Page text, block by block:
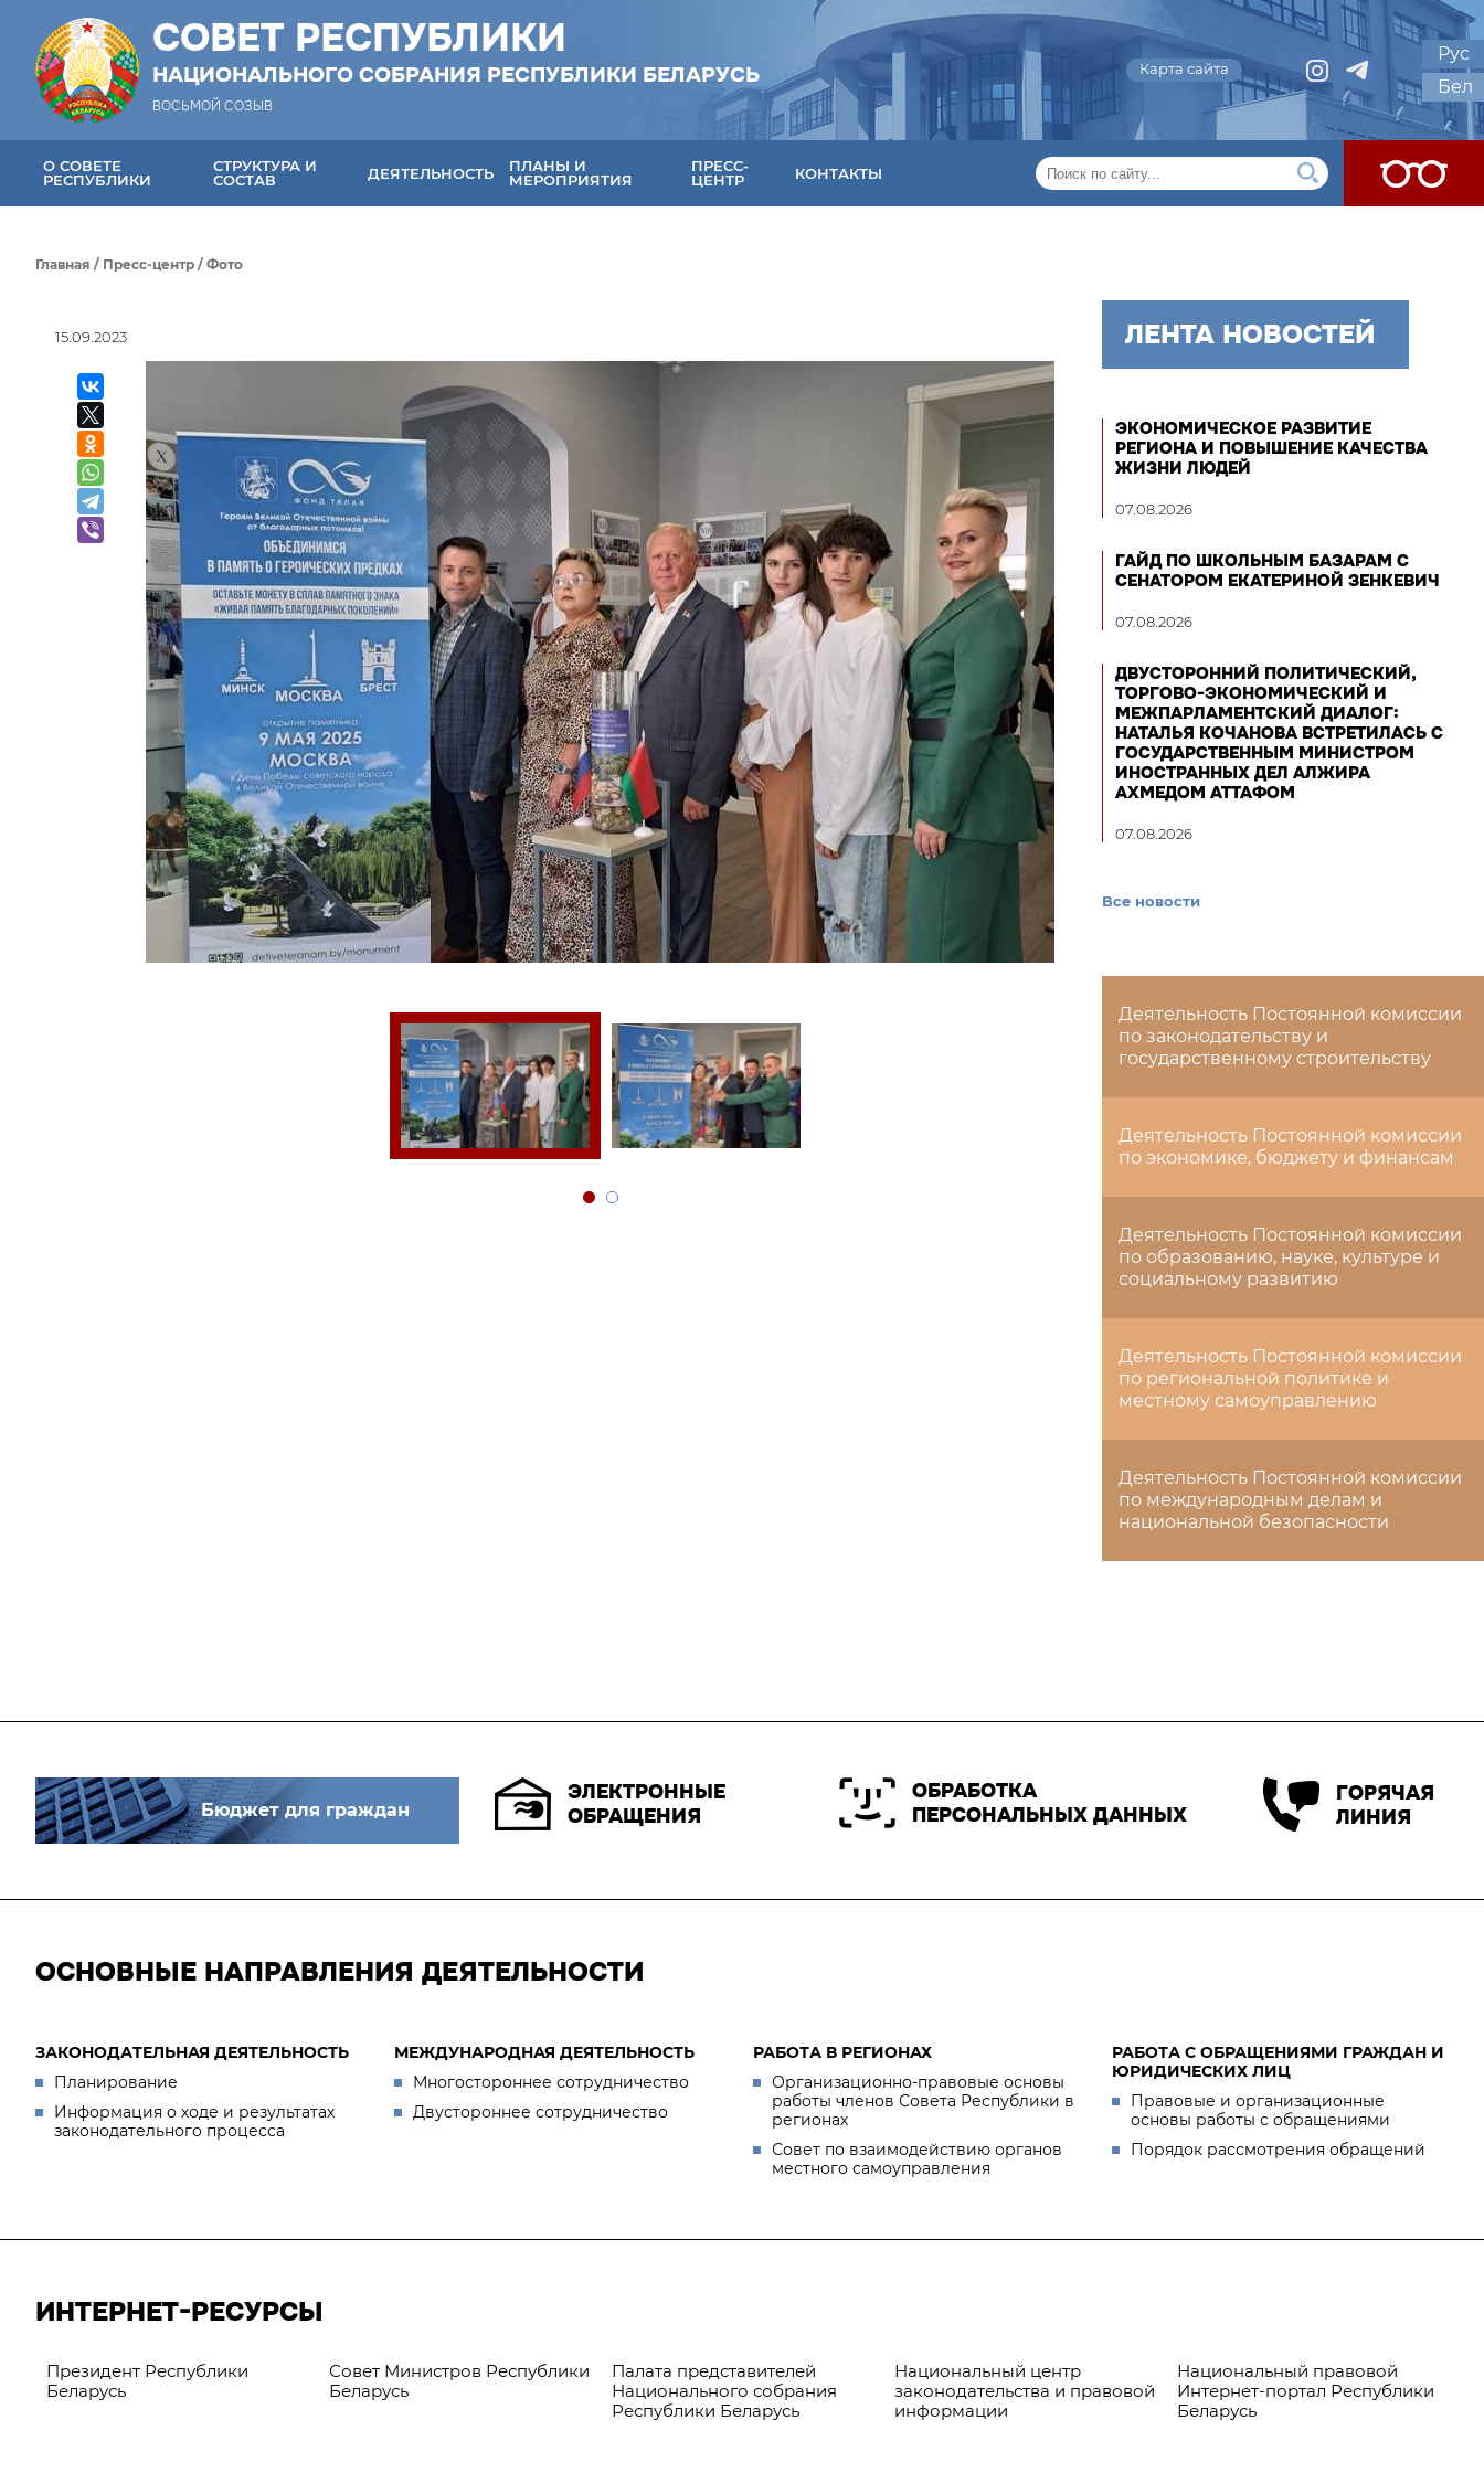
СОВЕТ РЕСПУБЛИКИ
НАЦИОНАЛЬНОГО СОБРАНИЯ РЕСПУБЛИКИ БЕЛАРУСЬ
ВОСЬМОЙ СОЗЫВ
Карта сайта
Рус
Бел
О СОВЕТЕ
РЕСПУБЛИКИ
СТРУКТУРА И
СОСТАВ
ДЕЯТЕЛЬНОСТЬ
ПЛАНЫ И
МЕРОПРИЯТИЯ
ПРЕСС-
ЦЕНТР
КОНТАКТЫ
Главная / Пресс-центр / Фото
15.09.2023 ЛЕНТА НОВОСТЕЙ
ЭКОНОМИЧЕСКОЕ РАЗВИТИЕ
РЕГИОНА И ПОВЫШЕНИЕ КАЧЕСТВА
ЖИЗНИ ЛЮДЕЙ
07.08.2026
ГАЙД ПО ШКОЛЬНЫМ БАЗАРАМ С
СЕНАТОРОМ ЕКАТЕРИНОЙ ЗЕНКЕВИЧ
07.08.2026
ДВУСТОРОННИЙ ПОЛИТИЧЕСКИЙ,
ТОРГОВО-ЭКОНОМИЧЕСКИЙ И
МЕЖПАРЛАМЕНТСКИЙ ДИАЛОГ:
НАТАЛЬЯ КОЧАНОВА ВСТРЕТИЛАСЬ С
ГОСУДАРСТВЕННЫМ МИНИСТРОМ
ИНОСТРАННЫХ ДЕЛ АЛЖИРА
АХМЕДОМ АТТАФОМ
07.08.2026
Все новости
Деятельность Постоянной комиссии
по законодательству и
государственному строительству
Деятельность Постоянной комиссии
по экономике, бюджету и финансам
Деятельность Постоянной комиссии
по образованию, науке, культуре и
социальному развитию
Деятельность Постоянной комиссии
по региональной политике и
местному самоуправлению
Деятельность Постоянной комиссии
по международным делам и
национальной безопасности
Бюджет для граждан
ЭЛЕКТРОННЫЕ
ОБРАЩЕНИЯ
ОБРАБОТКА
ПЕРСОНАЛЬНЫХ ДАННЫХ
ГОРЯЧАЯ
ЛИНИЯ
ОСНОВНЫЕ НАПРАВЛЕНИЯ ДЕЯТЕЛЬНОСТИ
ЗАКОНОДАТЕЛЬНАЯ ДЕЯТЕЛЬНОСТЬ
Планирование
Информация о ходе и результатах
законодательного процесса
МЕЖДУНАРОДНАЯ ДЕЯТЕЛЬНОСТЬ
Многостороннее сотрудничество
Двустороннее сотрудничество
РАБОТА В РЕГИОНАХ
Организационно-правовые основы
работы членов Совета Республики в
регионах
Совет по взаимодействию органов
местного самоуправления
РАБОТА С ОБРАЩЕНИЯМИ ГРАЖДАН И
ЮРИДИЧЕСКИХ ЛИЦ
Правовые и организационные
основы работы с обращениями
Порядок рассмотрения обращений
ИНТЕРНЕТ-РЕСУРСЫ
Президент Республики
Беларусь
Совет Министров Республики
Беларусь
Палата представителей
Национального собрания
Республики Беларусь
Национальный центр
законодательства и правовой
информации
Национальный правовой
Интернет-портал Республики
Беларусь